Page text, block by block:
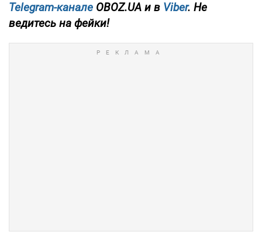
Telegram-канале OBOZ.UA и в Viber. Не
ведитесь на фейки!